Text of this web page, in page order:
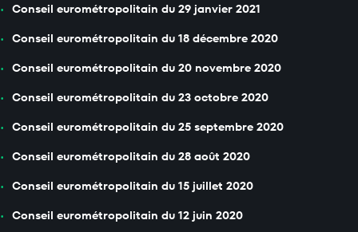
Conseil eurométropolitain du 29 janvier 2021
Conseil eurométropolitain du 18 décembre 2020
Conseil eurométropolitain du 20 novembre 2020
Conseil eurométropolitain du 23 octobre 2020
Conseil eurométropolitain du 25 septembre 2020
Conseil eurométropolitain du 28 août 2020
Conseil eurométropolitain du 15 juillet 2020
Conseil eurométropolitain du 12 juin 2020